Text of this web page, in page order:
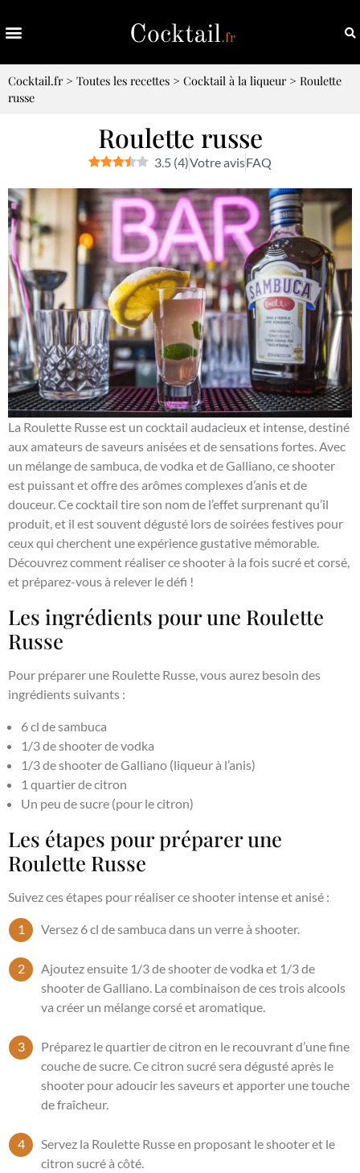
Cocktail.fr> Toutes les recettes > Cocktail à la liqueur> Roulette
russe
Roulette russe
3.5 (4)Votre avisFAQ
La Roulette Russe est un cocktail audacieux et intense, destiné
aux amateurs de saveurs anisées et de sensations fortes. Avec
un mélange de sambuca, de vodka et de Galliano, ce shooter
est puissant et offre des arômes complexes d’anis et de
douceur. Ce cocktail tire son nom de l’effet surprenant qu’il
produit, et il est souvent dégusté lors de soirées festives pour
ceux qui cherchent une expérience gustative mémorable.
Découvrez comment réaliser ce shooter à la fois sucré et corsé,
et préparez-vous à relever le défi !
Les ingrédients pour une Roulette
Russe
Pour préparer une Roulette Russe, vous aurez besoin des
ingrédients suivants :
6 cl de sambuca
1/3 de shooter de vodka
1/3 de shooter de Galliano (liqueur à l’anis)
1 quartier de citron
Un peu de sucre (pour le citron)
Les étapes pour préparer une
Roulette Russe
Suivez ces étapes pour réaliser ce shooter intense et anisé :
Versez 6 cl de sambuca dans un verre à shooter.
Ajoutez ensuite 1/3 de shooter de vodka et 1/3 de
shooter de Galliano. La combinaison de ces trois alcools
va créer un mélange corsé et aromatique.
Préparez le quartier de citron en le recouvrant d’une fine
couche de sucre. Ce citron sucré sera dégusté après le
shooter pour adoucir les saveurs et apporter une touche
de fraîcheur.
Servez la Roulette Russe en proposant le shooter et le
citron sucré à côté.